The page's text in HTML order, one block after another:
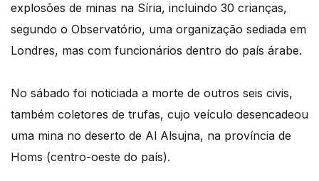
explosões de minas na Síria, incluindo 30 crianças,
segundo o Observatório, uma organização sediada em
Londres, mas com funcionários dentro do país árabe.
No sábado foi noticiada a morte de outros seis civis,
também coletores de trufas, cujo veículo desencadeou
uma mina no deserto de Al Alsujna, na província de
Homs (centro-oeste do país).